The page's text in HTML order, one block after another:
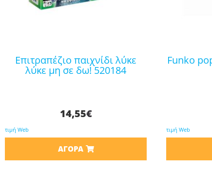
επιτραπέζιο παιχνίδι λύκε
λύκε μη σε δω! 520184
14,55€
τιμή Web
ΑΓΟΡΆ
funko pop! rocks: guns n roses
τιμή Web